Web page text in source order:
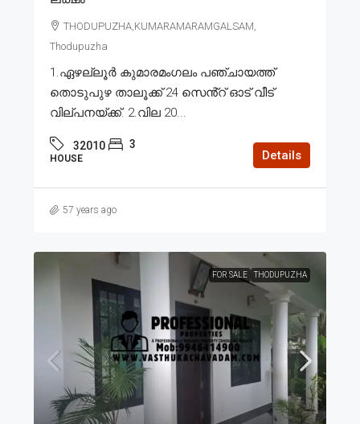
THODUPUZHA,KUMARAMARAMGALSAM,
Thodupuzha
1.ഏഴല്ലൂർ കുമാരമംഗലം പഞ്ചായത്ത്
തൊടുപുഴ താലൂക്ക് 24 സെൻ്റ് ഓട് വീട്
വില്പനയ്ക്ക്. 2.വില 20...
32010 3
HOUSE Details
57 years ago
FOR SALE THODUPUZHA